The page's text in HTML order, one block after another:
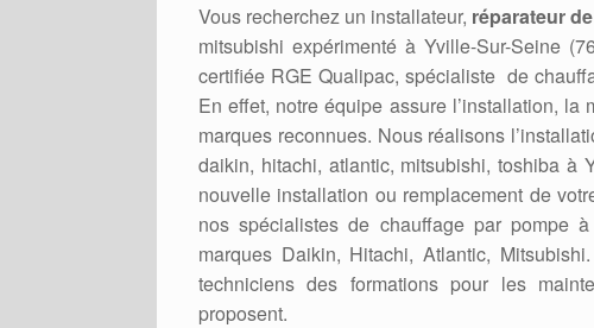
Vous recherchez un installateur, réparateur
mitsubishi expérimenté à Yville-Sur-Seine
certifiée RGE Qualipac, spécialiste de
En effet, notre équipe assure l’installation,
marques reconnues. Nous réalisons
daikin, hitachi, atlantic, mitsubishi, toshiba à
nouvelle installation ou remplacement de
nos spécialistes de chauffage par pompe
marques Daikin, Hitachi, Atlantic,
techniciens des formations pour les
proposent.